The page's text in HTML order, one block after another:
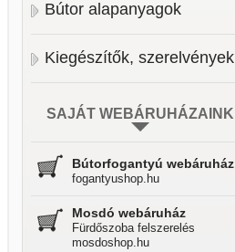
Bútor alapanyagok
Kiegészítők, szerelvények
SAJÁT WEBÁRUHÁZAINK
Bútorfogantyú webáruház
fogantyushop.hu
Mosdó webáruház
Fürdőszoba felszerelés
mosdoshop.hu